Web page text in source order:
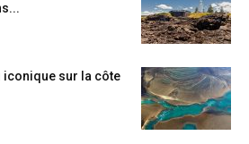
iconique sur la côte